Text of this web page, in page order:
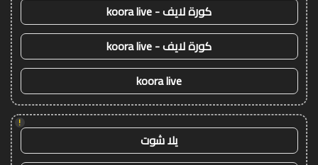
كورة لايف - koora live
كورة لايف - koora live
koora live
!
يلا شوت